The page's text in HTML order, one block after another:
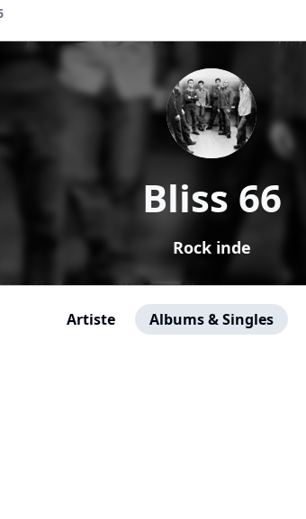
Bliss 66
Rock inde
Artiste Albums & Singles